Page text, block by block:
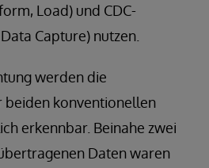
Load) und CDC-
Capture) nutzen.
werden die
beiden konventionellen
erkennbar. Beinahe zwei
Daten waren